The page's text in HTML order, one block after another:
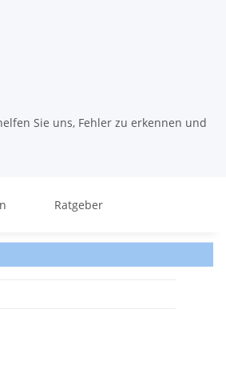
Sie uns, Fehler zu erkennen und
Ratgeber